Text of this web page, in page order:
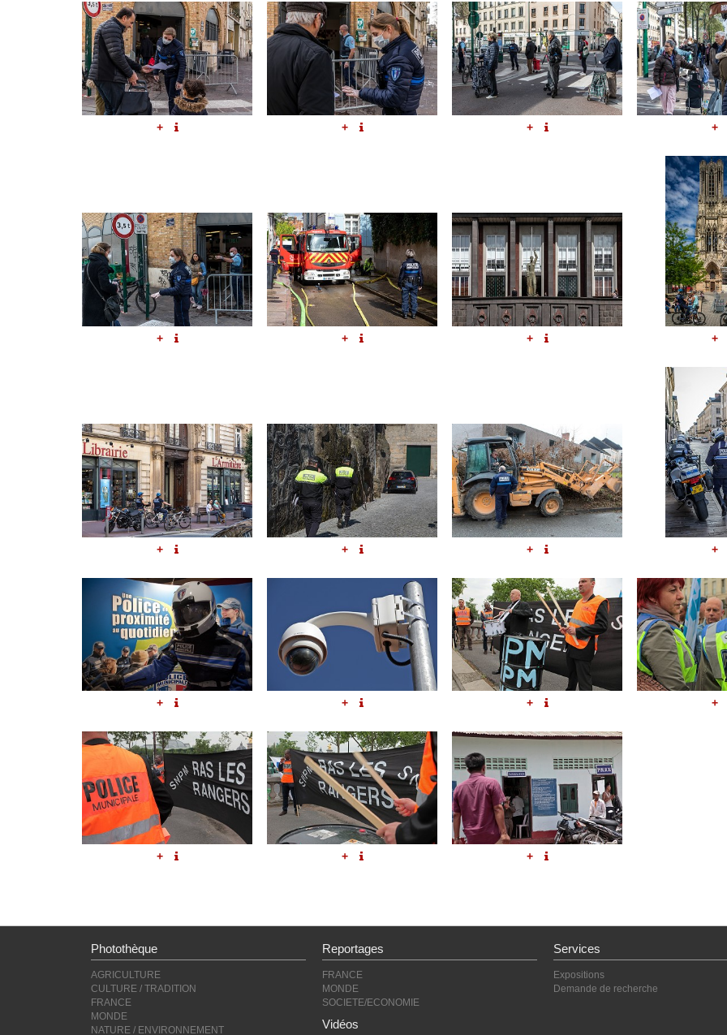
+ + + +
+ + + +
+ + + +
+ + + +
+ + +
Photothèque
AGRICULTURE
CULTURE / TRADITION
FRANCE
MONDE
NATURE / ENVIRONNEMENT
Reportages
FRANCE
MONDE
SOCIETE/ECONOMIE
Vidéos
Services
Expositions
Demande de recherche